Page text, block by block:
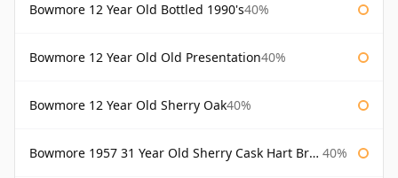
Bowmore 12 Year Old Bottled 1990's40%
Bowmore 12 Year Old Old Presentation40%
Bowmore 12 Year Old Sherry Oak40%
Bowmore 1957 31 Year Old Sherry Cask Hart Brothers 40%